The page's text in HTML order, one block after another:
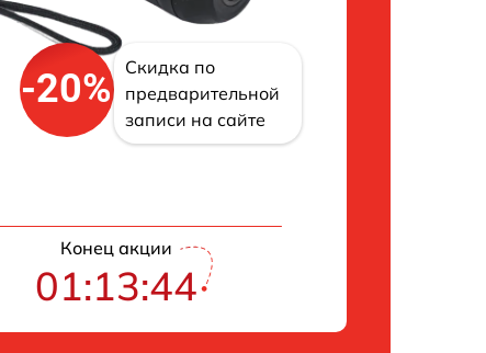
-20%
Скидка по
предварительной
записи на сайте
Конец акции
01:13:43